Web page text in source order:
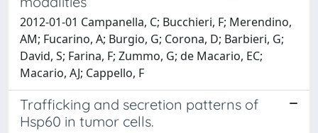
2012-01-01 Campanella, C; Bucchieri, F; Merendino,
AM; Fucarino, A; Burgio, G; Corona, D; Barbieri, G;
David, S; Farina, F; Zummo, G; de Macario, EC;
Macario, AJ; Cappello, F
Trafficking and secretion patterns of
Hsp60 in tumor cells.